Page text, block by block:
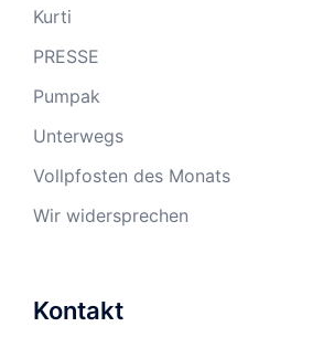
Kurti
PRESSE
Pumpak
Unterwegs
Vollpfosten des Monats
Wir widersprechen
Kontakt